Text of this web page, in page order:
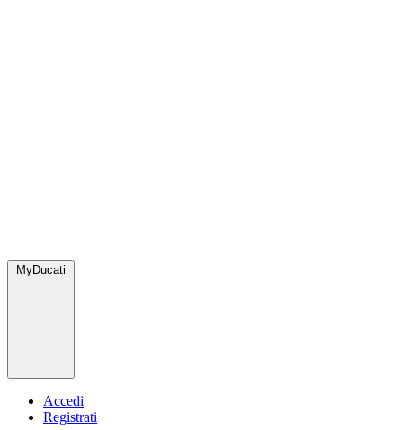
MyDucati
Accedi
Registrati